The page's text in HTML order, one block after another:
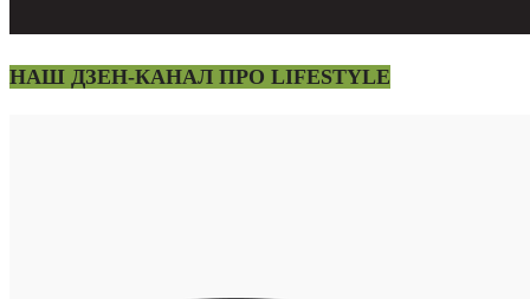
НАШ ДЗЕН-КАНАЛ ПРО LIFESTYLE